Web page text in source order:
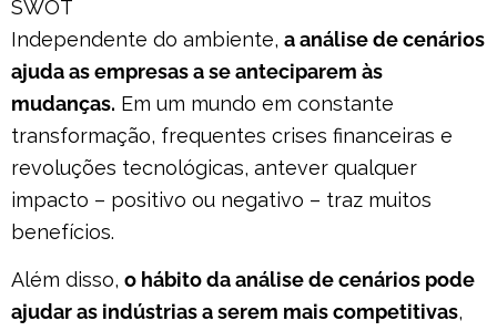
Independente do ambiente, a análise de cenários
ajuda as empresas a se anteciparem às
mudanças. Em um mundo em constante
transformação, frequentes crises financeiras e
revoluções tecnológicas, antever qualquer
impacto – positivo ou negativo – traz muitos
benefícios.
Além disso, o hábito da análise de cenários pode
ajudar as indústrias a serem mais competitivas,